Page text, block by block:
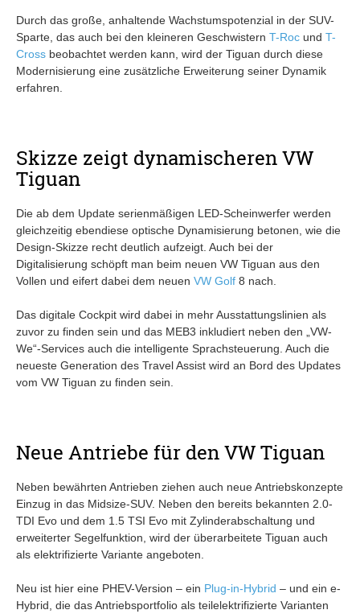
Durch das große, anhaltende Wachstumspotenzial in der SUV-
Sparte, das auch bei den kleineren Geschwistern T-Roc und T-
Cross beobachtet werden kann, wird der Tiguan durch diese
Modernisierung eine zusätzliche Erweiterung seiner Dynamik
erfahren.
Skizze zeigt dynamischeren VW
Tiguan
Die ab dem Update serienmäßigen LED-Scheinwerfer werden
gleichzeitig ebendiese optische Dynamisierung betonen, wie die
Design-Skizze recht deutlich aufzeigt. Auch bei der
Digitalisierung schöpft man beim neuen VW Tiguan aus den
Vollen und eifert dabei dem neuen VW Golf 8 nach.
Das digitale Cockpit wird dabei in mehr Ausstattungslinien als
zuvor zu finden sein und das MEB3 inkludiert neben den „VW-
We“-Services auch die intelligente Sprachsteuerung. Auch die
neueste Generation des Travel Assist wird an Bord des Updates
vom VW Tiguan zu finden sein.
Neue Antriebe für den VW Tiguan
Neben bewährten Antrieben ziehen auch neue Antriebskonzepte
Einzug in das Midsize-SUV. Neben den bereits bekannten 2.0-
TDI Evo und dem 1.5 TSI Evo mit Zylinderabschaltung und
erweiterter Segelfunktion, wird der überarbeitete Tiguan auch
als elektrifizierte Variante angeboten.
Neu ist hier eine PHEV-Version – ein Plug-in-Hybrid – und ein e-
Hybrid, die das Antriebsportfolio als teilelektrifizierte Varianten